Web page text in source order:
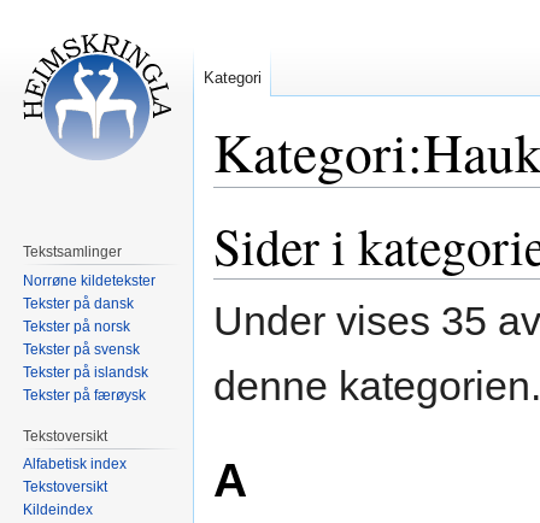
til
navigering
til
søk
Sider i
Under vises 35
denne kategorien.
A
Kategori
Tekstsamlinger
Norrøne kildetekster
Tekster på dansk
Tekster på norsk
Tekster på svensk
Tekster på islandsk
Tekster på færøysk
Tekstoversikt
Alfabetisk index
Tekstoversikt
Kildeindex